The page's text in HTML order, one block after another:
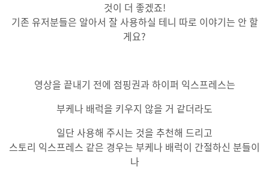
것이 더 좋겠죠!
기존 유저분들은 알아서 잘 사용하실 테니 따로 이야기는 안 할
게요?
영상을 끝내기 전에 점핑권과 하이퍼 익스프레스는
부케나 배럭을 키우지 않을 거 같더라도
일단 사용해 주시는 것을 추천해 드리고
스토리 익스프레스 같은 경우는 부케나 배럭이 간절하신 분들이
나